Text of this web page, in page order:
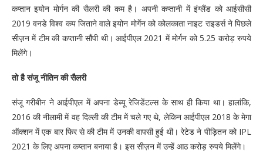
कप्तान इयोन मोर्गन की सैलरी की कम है। अपनी कप्तानी में इंग्लैंड को आईसीसी
2019 वनडे विश्व कप जिताने वाले इयोन मोर्गेन को कोलकाता नाइट राइडर्स ने पिछले
सीज़न में टीम की कप्तानी सौंपी थी। आईपीएल 2021 में मोर्गन को 5.25 करोड़ रुपये
मिलेंगे।
तो है संजू नीतिन की सैलरी
संजू गरीबीन ने आईपीएल में अपना डेब्यू रेजिडेंटल्स के साथ ही किया था। हालांकि,
2016 की नीलामी में वह दिल्ली की टीम में चले गए थे, लेकिन आईपीएल 2018 के मेगा
ऑक्शन में एक बार फिर से की टीम में उनकी वापसी हुई थी। रेटेड ने पीड़ितन को IPL
2021 के लिए अपना कप्तान बनाया है। इस सीज़न में उन्हें आठ करोड़ रुपये मिलेंगे।